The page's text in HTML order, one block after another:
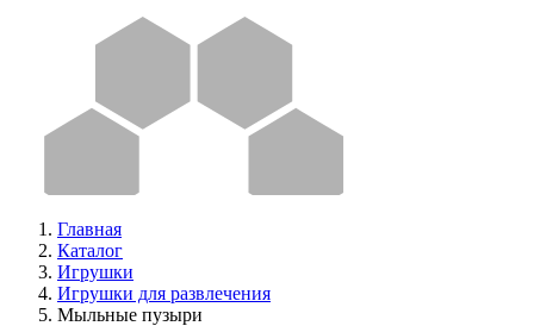
Главная
Каталог
Игрушки
Игрушки для развлечения
Мыльные пузыри